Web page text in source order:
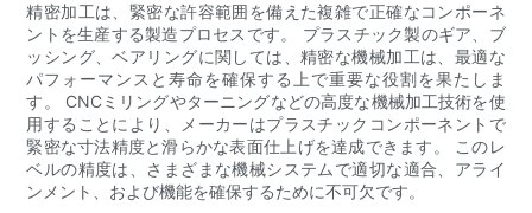
精密加工は、緊密な許容範囲を備えた複雑で正確なコンポーネ
ントを生産する製造プロセスです。 プラスチック製のギア、ブ
ッシング、ベアリングに関しては、精密な機械加工は、最適な
パフォーマンスと寿命を確保する上で重要な役割を果たしま
す。 CNCミリングやターニングなどの高度な機械加工技術を使
用することにより、メーカーはプラスチックコンポーネントで
緊密な寸法精度と滑らかな表面仕上げを達成できます。 このレ
ベルの精度は、さまざまな機械システムで適切な適合、アライ
ンメント、および機能を確保するために不可欠です。